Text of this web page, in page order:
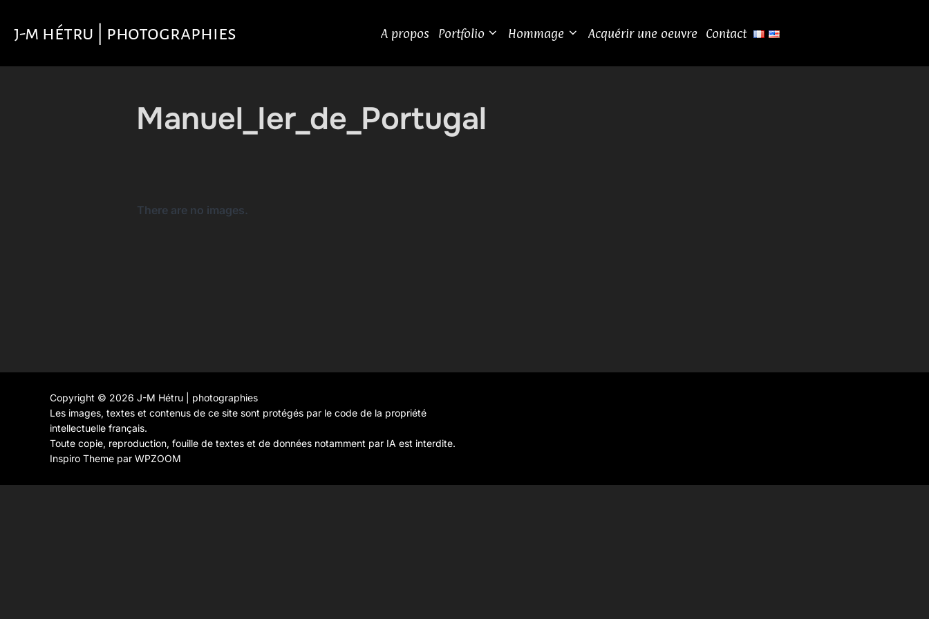
contenu
j-m hétru | photographies A propos Portfolio Hommage Acquérir une oeuvre Contact
Manuel_Ier_de_Portugal
There are no images.
Copyright © 2026 J-M Hétru | photographies
Les images, textes et contenus de ce site sont protégés par le code de la propriété
intellectuelle français.
Toute copie, reproduction, fouille de textes et de données notamment par IA est interdite.
Inspiro Theme par WPZOOM